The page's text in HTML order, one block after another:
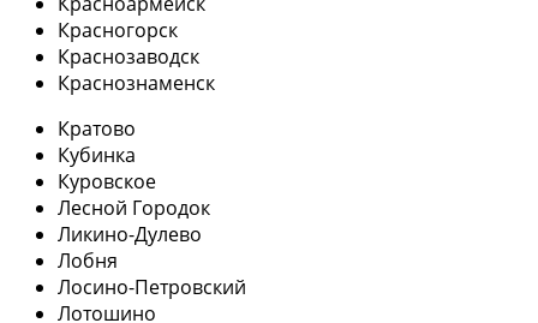
Красногорск
Краснозаводск
Краснознаменск
Кратово
Кубинка
Куровское
Лесной Городок
Ликино-Дулево
Лобня
Лосино-Петровский
Лотошино